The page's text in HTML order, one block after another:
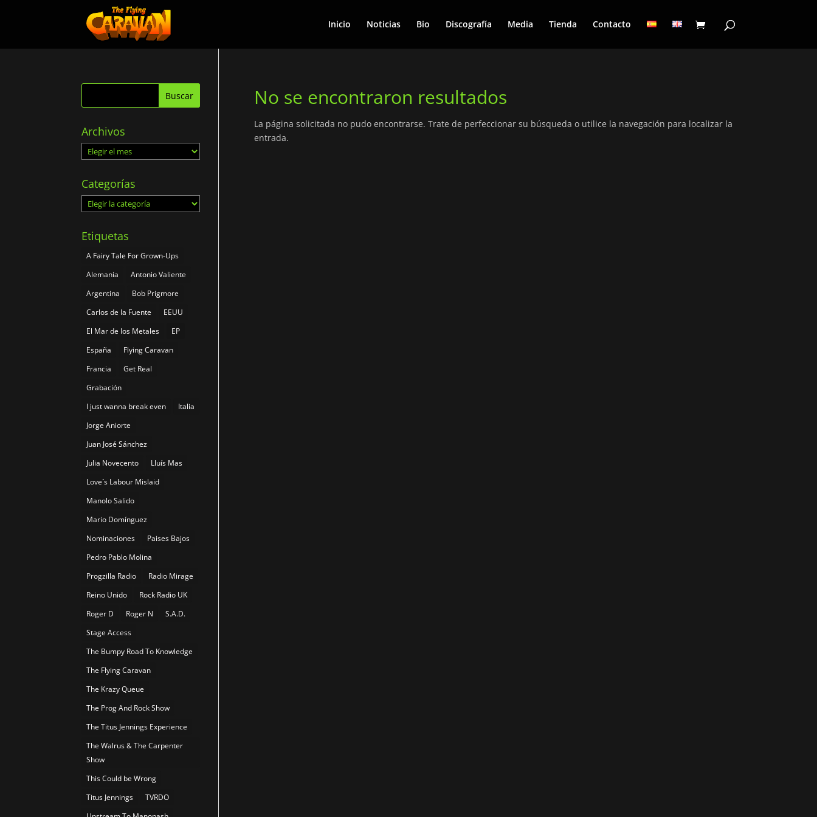
Inicio Noticias Bio Discografía Media Tienda Contacto
No se encontraron resultados
La página solicitada no pudo encontrarse. Trate de perfeccionar su búsqueda o utilice la navegación para localizar la
entrada.
Archivos
Archivos
Categorías
Categorías
Etiquetas
A Fairy Tale For Grown-Ups
Alemania
Antonio Valiente
Argentina
Bob Prigmore
Carlos de la Fuente
EEUU
El Mar de los Metales
EP
España
Flying Caravan
Francia
Get Real
Grabación
I just wanna break even
Italia
Jorge Aniorte
Juan José Sánchez
Julia Novecento
Lluís Mas
Love´s Labour Mislaid
Manolo Salido
Mario Domínguez
Nominaciones
Paises Bajos
Pedro Pablo Molina
Progzilla Radio
Radio Mirage
Reino Unido
Rock Radio UK
Roger D
Roger N
S.A.D.
Stage Access
The Bumpy Road To Knowledge
The Flying Caravan
The Krazy Queue
The Prog And Rock Show
The Titus Jennings Experience
The Walrus & The Carpenter
Show
This Could be Wrong
Titus Jennings
TVRDO